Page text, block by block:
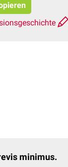
minimus.